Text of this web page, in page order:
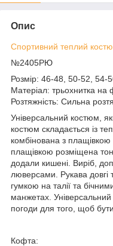
Опис
Спортивний теплий
№2405РЮ
Розмір: 46-48, 50-52, 54-
Матеріал: трьохнитка на
Розтяжність: Сильна
Універсальний костюм,
костюм складається із
комбінована з плащівкою
плащівкою розміщена
додали кишені. Виріб,
люверсами. Рукава
гумкою на талії та
манжетах. Універсальний
погоди для того, щоб
Кофта: